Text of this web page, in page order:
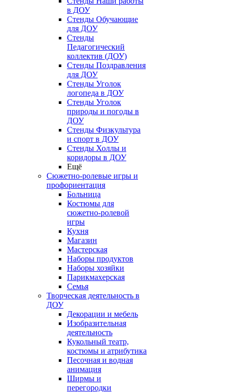
в ДОУ
Стенды Обучающие
для ДОУ
Стенды
Педагогический
коллектив (ДОУ)
Стенды Поздравления
для ДОУ
Стенды Уголок
логопеда в ДОУ
Стенды Уголок
природы и погоды в
ДОУ
Стенды Физкультура
и спорт в ДОУ
Стенды Холлы и
коридоры в ДОУ
Ещё
Сюжетно-ролевые игры и
профориентация
Больница
Костюмы для
сюжетно-ролевой
игры
Кухня
Магазин
Мастерская
Наборы продуктов
Наборы хозяйки
Парикмахерская
Семья
Творческая деятельность в
ДОУ
Декорации и мебель
Изобразительная
деятельность
Кукольный театр,
костюмы и атрибутика
Песочная и водная
анимация
Ширмы и
перегородки